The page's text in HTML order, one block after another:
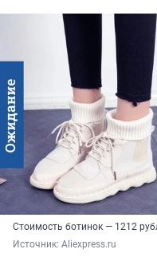
Стоимость ботинок — 1212
Источник: Aliexpress.ru